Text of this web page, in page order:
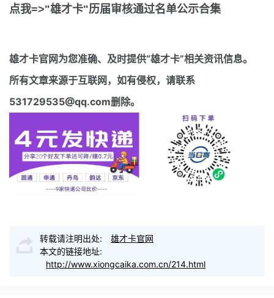
点我=>"雄才卡"历届审核通过名单公示合集
雄才卡官网为您准确、及时提供“雄才卡”相关资讯信息。
所有文章来源于互联网，如有侵权，请联系
531729535@qq.com删除。
转载请注明出处:
雄才卡官网
本文的链接地址:
http://www.xiongcaika.com.cn/214.html